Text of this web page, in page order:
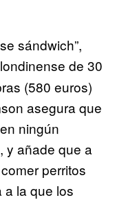
sándwich”,
de 30
(580 euros)
asegura que
ningún
y añade que a
perritos
a la que los